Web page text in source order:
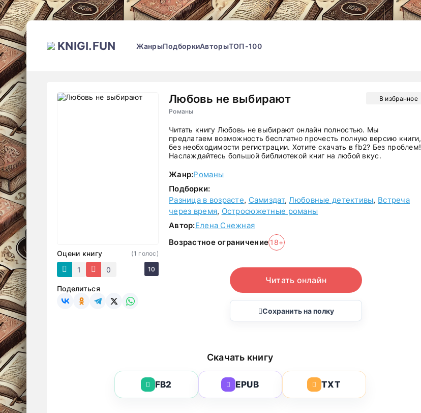
KNIGI.FUN ЖанрыПодборкиАвторыТОП-100
Любовь не выбирают
Романы
В избранное
Оцени книгу
1
0
(1 голос)
10
Поделиться
Читать книгу Любовь не выбирают онлайн полностью. Мы
предлагаем возможность бесплатно прочесть полную версию книги,
без необходимости регистрации. Хотите скачать в fb2? Без проблем!
Наслаждайтесь большой библиотекой книг на любой вкус.
Жанр:Романы
Подборки:
Разница в возрасте, Самиздат,Любовные детективы, Встреча
через время, Остросюжетные романы
Автор:Елена Снежная
Возрастное ограничение 18+
Читать онлайн
Сохранить на полку
Скачать книгу
FB2 EPUB TXT